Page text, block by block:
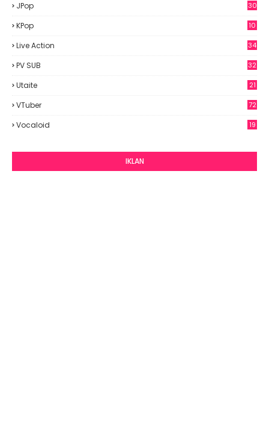
JPop
30
KPop
10
Live Action 34
PV SUB 32
Utaite 21
VTuber 72
Vocaloid 19
IKLAN